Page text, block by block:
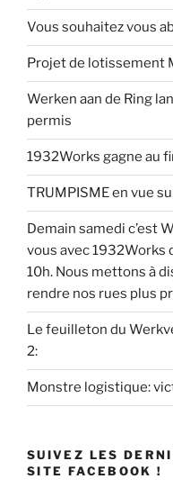
Vous souhaitez vous
Projet de lotissement
Werken aan de Ring
permis
1932Works gagne au
TRUMPISME en vue
Demain samedi c’est
vous avec 1932Works
10h. Nous mettons à
rendre nos rues plus
Le feuilleton du
2:
Monstre logistique:
SUIVEZ LES
SITE FACEBOOK !